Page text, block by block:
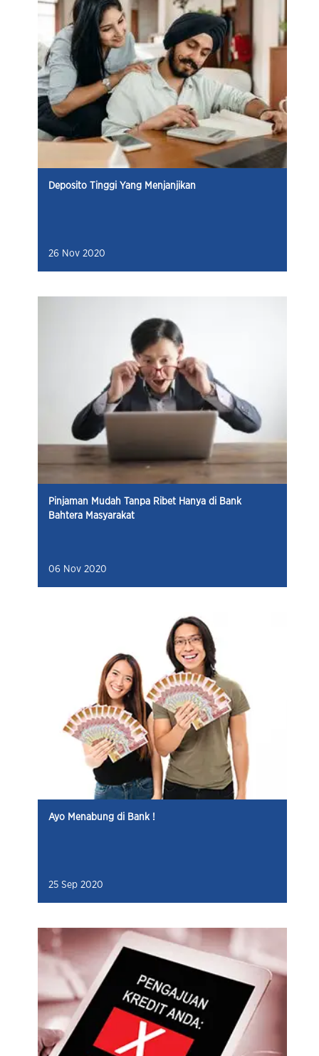
Deposito Tinggi Yang Menjanjikan
26 Nov 2020
Pinjaman Mudah Tanpa Ribet Hanya di Bank
Bahtera Masyarakat
06 Nov 2020
Ayo Menabung di Bank !
25 Sep 2020